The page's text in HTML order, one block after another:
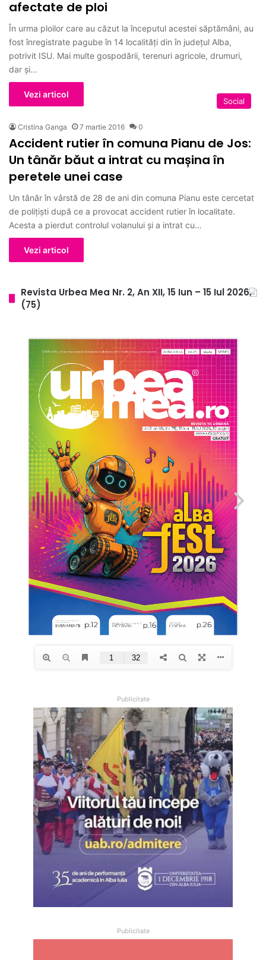
afectate de ploi
În urma ploilor care au căzut la începutul acestei săptămâni, au
fost înregistrate pagube în 14 localităţi din în județul Alba,
potrivit ISU. Mai multe gospodării, terenuri agricole, drumuri,
dar şi…
Vezi articol
Social
Cristina Ganga 7 martie 2016 0
Accident rutier în comuna Pianu de Jos:
Un tânăr băut a intrat cu mașina în
peretele unei case
Un tânăr în vârstă de 28 de ani din comuna Pianu este cercetat
de poliţişti după ce a provocat accident rutier în localitate.
Acesta a pierdut controlul volanului şi a intrat cu…
Vezi articol
Revista Urbea Mea Nr. 2, An XII, 15 Iun – 15 Iul 2026,
(75)
Publicitate
Publicitate